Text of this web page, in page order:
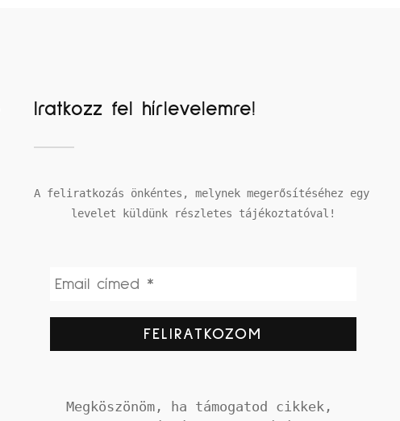
Iratkozz fel hírlevelemre!
A feliratkozás önkéntes, melynek megerősítéséhez egy
levelet küldünk részletes tájékoztatóval!
Megköszönöm, ha támogatod cikkek,